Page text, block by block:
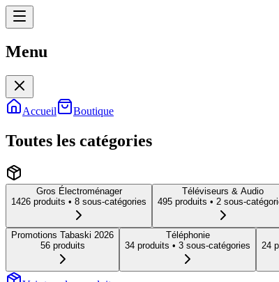
Menu
Accueil Boutique
Toutes les catégories
Gros Électroménager
1426 produits • 8 sous-catégories
Téléviseurs & Audio
495 produits • 2 sous-
Promotions Tabaski 2026
56produits
Téléphonie
34 produits • 3 sous-catégories
24